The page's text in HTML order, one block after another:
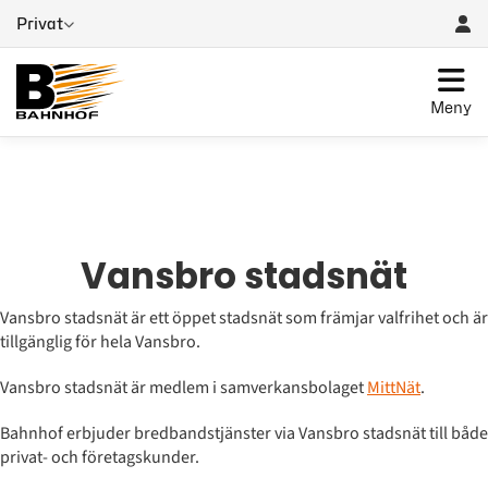
Privat
Meny
Vansbro stadsnät
Vansbro stadsnät är ett öppet stadsnät som främjar valfrihet och är
tillgänglig för hela Vansbro.
Vansbro stadsnät är medlem i samverkansbolagetMittNät.
Bahnhof erbjuder bredbandstjänster via Vansbro stadsnät till både
privat- och företagskunder.